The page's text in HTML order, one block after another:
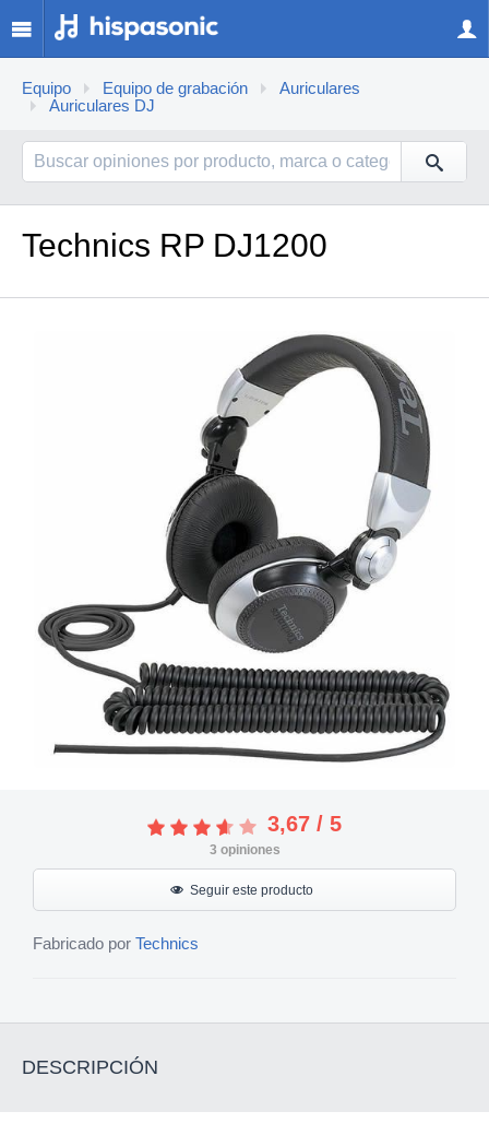
Equipo Equipo de grabación
Auriculares
Auriculares DJ
Technics RP DJ1200
3,67 / 5
3 opiniones
Seguir este producto
Fabricado por Technics
DESCRIPCIÓN